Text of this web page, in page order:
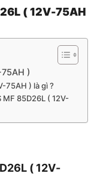
( 12V-75AH
)
75AH ) là gì ?
85D26L ( 12V-
( 12V-